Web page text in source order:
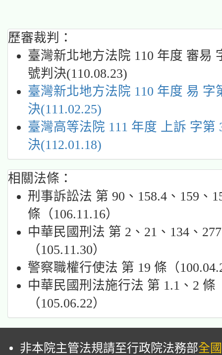
歷審裁判：
臺灣新北地方法院 110 年度 審易
號判決(110.08.23)
臺灣新北地方法院 110 年度 易 字
決(111.02.25)
臺灣高等法院 111 年度 上訴 字第
決(112.01.18)
相關法條：
刑事訴訟法 第 90、158.4、159、
條（106.11.16）
中華民國刑法 第 2、21、134、
（105.11.30）
警察職權行使法 第 19 條（
中華民國刑法施行法 第 1.1、2 條
（105.06.22）
非本院主管法規請至行政院法務部全